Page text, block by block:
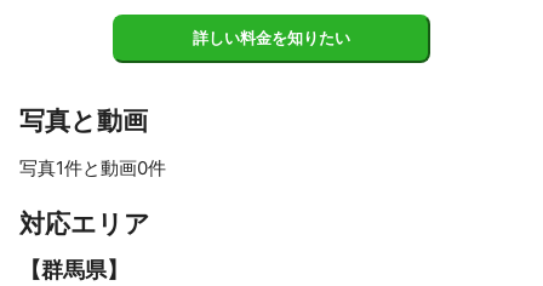
詳しい料金を知りたい
写真と動画
写真1件と動画0件
対応エリア
【群馬県】